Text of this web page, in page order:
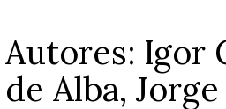
Autores: Igor
de Alba,